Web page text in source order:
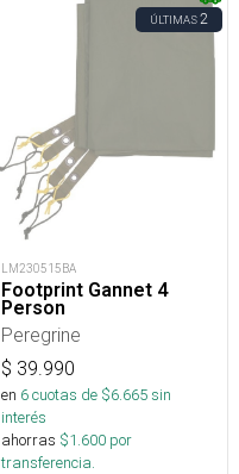
ÚLTIMAS2
LM230515BA
Footprint Gannet 4
Person
Peregrine
$ 39.990
en 6cuotas de $6.665sin
interés
ahorras $1.600 por
transferencia.